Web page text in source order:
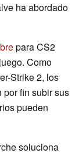
ha abordado
para CS2
Como
Strike 2, los
por fin subir sus
pueden
soluciona